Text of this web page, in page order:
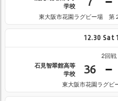
学校
東大阪市花園ラグビー場 第
12.30 Sat
2回戦
石見智翠館高等
学校
36
東大阪市花園ラグビ